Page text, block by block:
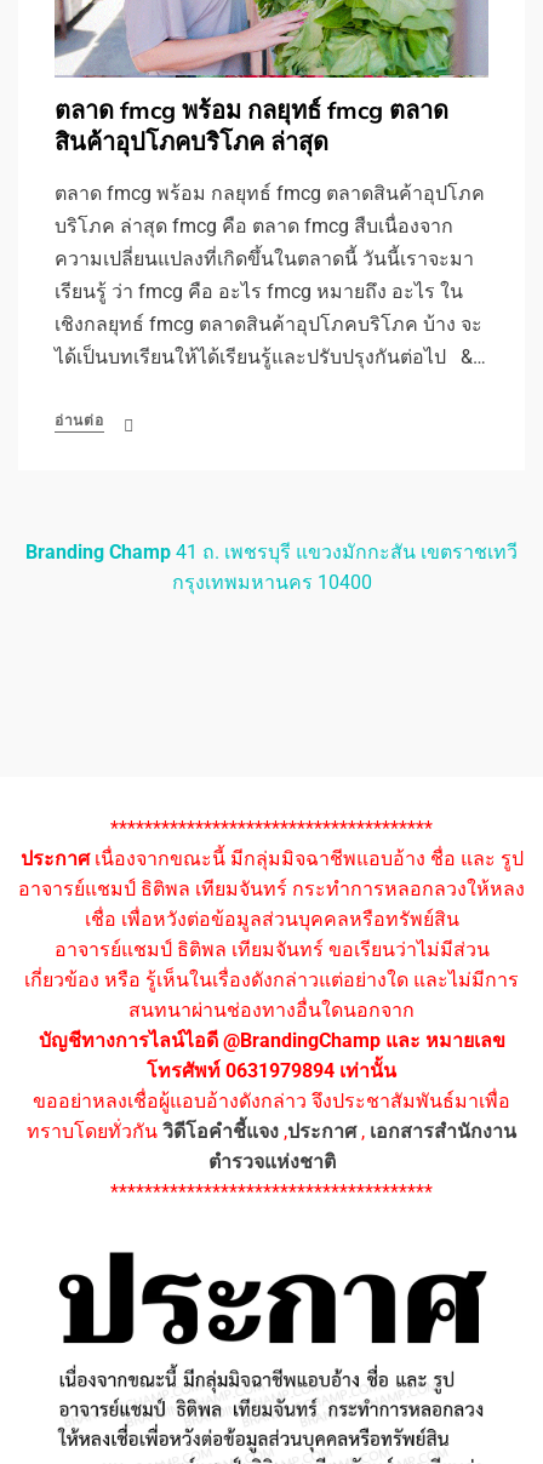
ตลาด fmcg พร้อม กลยุทธ์ fmcg ตลาด
สินค้าอุปโภคบริโภค ล่าสุด
ตลาด fmcg พร้อม กลยุทธ์ fmcg ตลาดสินค้าอุปโภค
บริโภค ล่าสุด fmcg คือ ตลาด fmcg สืบเนื่องจาก
ความเปลี่ยนแปลงที่เกิดขึ้นในตลาดนี้ วันนี้เราจะมา
เรียนรู้ ว่า fmcg คือ อะไร fmcg หมายถึง อะไร ใน
เชิงกลยุทธ์ fmcg ตลาดสินค้าอุปโภคบริโภค บ้าง จะ
ได้เป็นบทเรียนให้ได้เรียนรู้และปรับปรุงกันต่อไป &…
อ่านต่อ
Branding Champ 41 ถ. เพชรบุรี แขวงมักกะสัน เขตราชเทวี
กรุงเทพมหานคร 10400
**************************************
ประกาศเนื่องจากขณะนี้ มีกลุ่มมิจฉาชีพแอบอ้าง ชื่อ และ รูป
อาจารย์แชมป์ ธิติพล เทียมจันทร์ กระทำการหลอกลวงให้หลง
เชื่อ เพื่อหวังต่อข้อมูลส่วนบุคคลหรือทรัพย์สิน
อาจารย์แชมป์ ธิติพล เทียมจันทร์ ขอเรียนว่าไม่มีส่วน
เกี่ยวข้อง หรือ รู้เห็นในเรื่องดังกล่าวแต่อย่างใด และไม่มีการ
สนทนาผ่านช่องทางอื่นใดนอกจาก
บัญชีทางการไลน์ไอดี @BrandingChamp และ หมายเลข
โทรศัพท์ 0631979894 เท่านั้น
ขออย่าหลงเชื่อผู้แอบอ้างดังกล่าว จึงประชาสัมพันธ์มาเพื่อ
ทราบโดยทั่วกัน วิดีโอคำชี้แจง ,ประกาศ, เอกสารสำนักงาน
ตำรวจแห่งชาติ
**************************************